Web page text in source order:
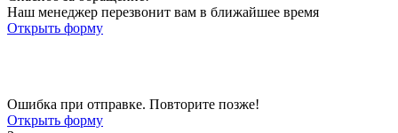
Наш менеджер перезвонит вам в ближайшее время
Открыть форму
Ошибка при отправке. Повторите позже!
Открыть форму